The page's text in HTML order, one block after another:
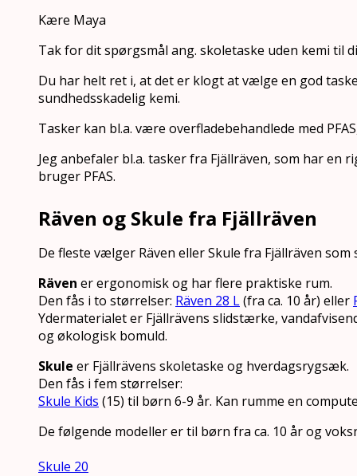
Kære Maya
Tak for dit spørgsmål ang. skoletaske uden kemi til
Du har helt ret i, at det er klogt at vælge en god
sundhedsskadelig kemi.
Tasker kan bl.a. være overfladebehandlede med
Jeg anbefaler bl.a. tasker fra Fjällräven, som har
bruger PFAS.
Räven og Skule fra Fjällräven
De fleste vælger Räven eller Skule fra Fjällräven som
Räven er ergonomisk og har flere praktiske rum.
Den fås i to størrelser: Räven 28 L(fra ca. 10 år) eller
Ydermaterialet er Fjällrävens slidstærke,
og økologisk bomuld.
Skule er Fjällrävens skoletaske og hverdagsrygsæk.
Den fås i fem størrelser:
Skule Kids (15) til børn 6-9 år. Kan rumme en
De følgende modeller er til børn fra ca. 10 år og
Skule 20